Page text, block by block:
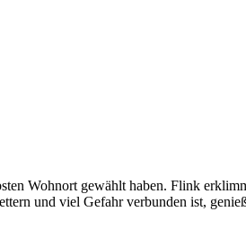
Wohnort gewählt haben. Flink
und viel Gefahr verbunden ist,